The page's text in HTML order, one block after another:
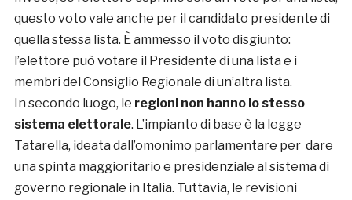
questo voto vale anche per il candidato presidente di
quella stessa lista. È ammesso il voto disgiunto:
l’elettore può votare il Presidente di una lista e i
membri del Consiglio Regionale di un’altra lista.
In secondo luogo, le regioni non hanno lo stesso
sistema elettorale. L’impianto di base è la legge
Tatarella, ideata dall’omonimo parlamentare per dare
una spinta maggioritario e presidenziale al sistema di
governo regionale in Italia. Tuttavia, le revisioni